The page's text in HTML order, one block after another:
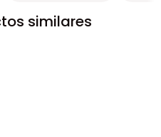
similares